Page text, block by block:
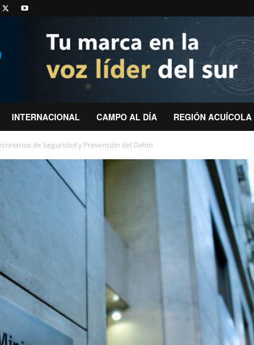
INTERNACIONAL CAMPO AL DÍA REGIÓN ACUÍCOLA
de Seguridad y Prevención del Delito